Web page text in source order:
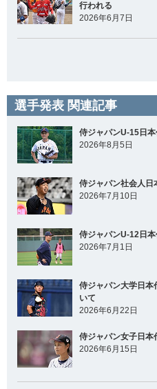
行われる
2026年6月7日
選手発表 関連記事
侍ジャパンU-15日
2026年8月5日
侍ジャパン社会人日
2026年7月10日
侍ジャパンU-12日
2026年7月1日
侍ジャパン大学日本
いて
2026年6月22日
侍ジャパン女子日本
2026年6月15日